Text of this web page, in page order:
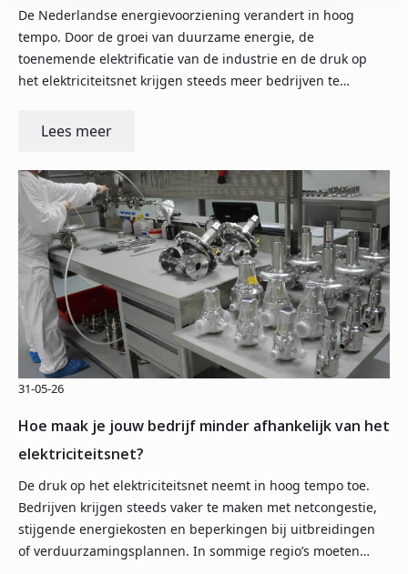
De Nederlandse energievoorziening verandert in hoog
tempo. Door de groei van duurzame energie, de
toenemende elektrificatie van de industrie en de druk op
het elektriciteitsnet krijgen steeds meer bedrijven te…
Lees meer
Hoe maak je jouw bedrijf minder afhankelijk van het
elektriciteitsnet?
31-05-26
De druk op het elektriciteitsnet neemt in hoog tempo toe.
Bedrijven krijgen steeds vaker te maken met netcongestie,
stijgende energiekosten en beperkingen bij uitbreidingen
of verduurzamingsplannen. In sommige regio’s moeten…